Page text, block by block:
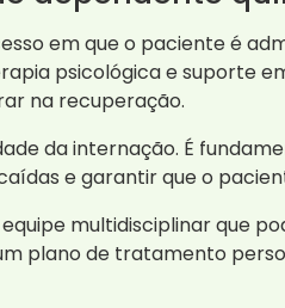
em que o paciente é
psicológica e suporte
na recuperação.
da internação. É
e garantir que o
multidisciplinar que
plano de tratamento